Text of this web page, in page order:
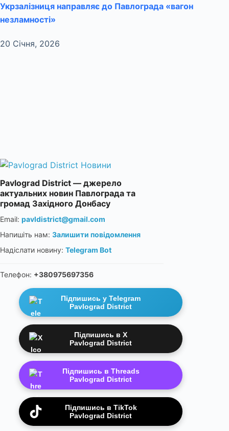
Укрзалізниця направляє до Павлограда «вагон
незламності»
20 Січня, 2026
Pavlograd District — джерело
актуальних новин Павлограда та
громад Західного Донбасу
Email: pavldistrict@gmail.com
Напишіть нам: Залишити повідомлення
Надіслати новину: Telegram Bot
Телефон: +380975697356
Підпишись у Telegram
Pavlograd District
Підпишись в X
Pavlograd District
Підпишись в Threads
Pavlograd District
Підпишись в TikTok
Pavlograd District